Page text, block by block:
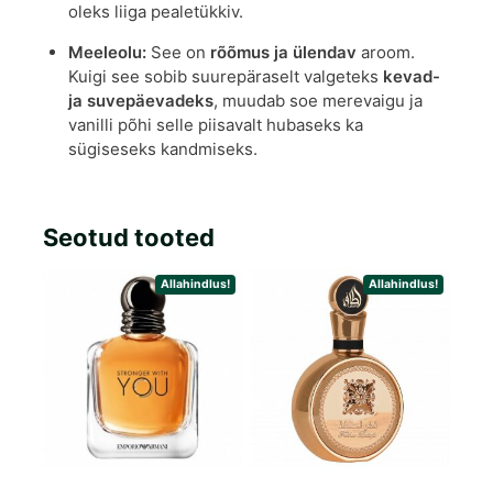
oleks liiga pealetükkiv.
Meeleolu:See on rõõmus ja ülendav aroom.
Kuigi see sobib suurepäraselt valgeteks kevad-
ja suvepäevadeks, muudab soe merevaigu ja
vanilli põhi selle piisavalt hubaseks ka
sügiseseks kandmiseks.
Seotud tooted
Allahindlus! Allahindlus!